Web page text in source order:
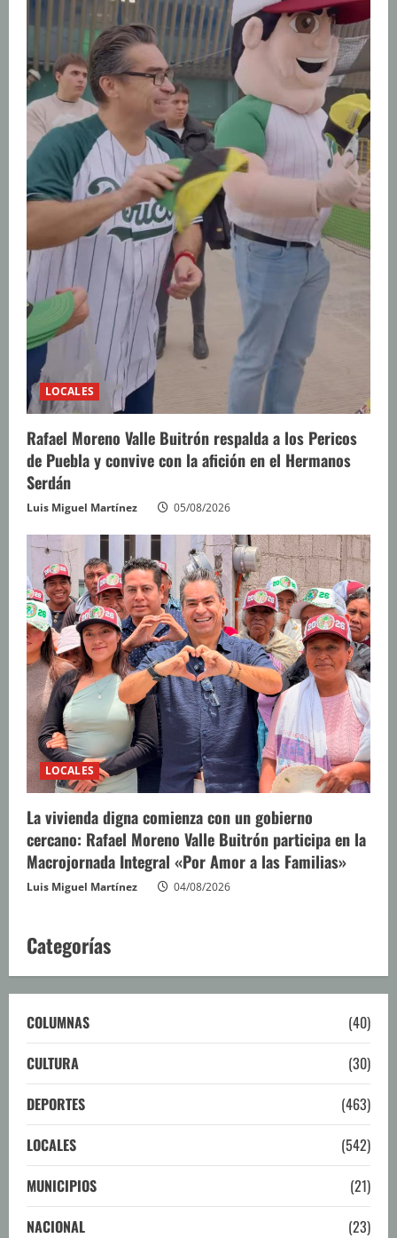
LOCALES
Rafael Moreno Valle Buitrón respalda a los Pericos
de Puebla y convive con la afición en el Hermanos
Serdán
Luis Miguel Martínez 05/08/2026
LOCALES
La vivienda digna comienza con un gobierno
cercano: Rafael Moreno Valle Buitrón participa en la
Macrojornada Integral «Por Amor a las Familias»
Luis Miguel Martínez 04/08/2026
Categorías
COLUMNAS
(40)
CULTURA
(30)
DEPORTES
(463)
LOCALES
(542)
MUNICIPIOS
(21)
NACIONAL
(23)